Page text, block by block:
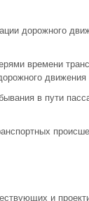
дорожного
времени
в пути
и